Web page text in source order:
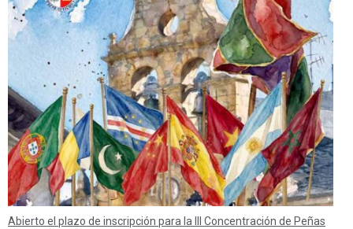
Abierto el plazo de inscripción para la III Concentración de Peñas